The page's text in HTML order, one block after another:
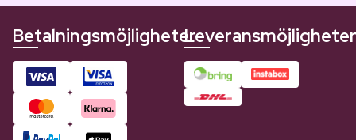
BetalningsmöjligheterLeveransmöjligheter